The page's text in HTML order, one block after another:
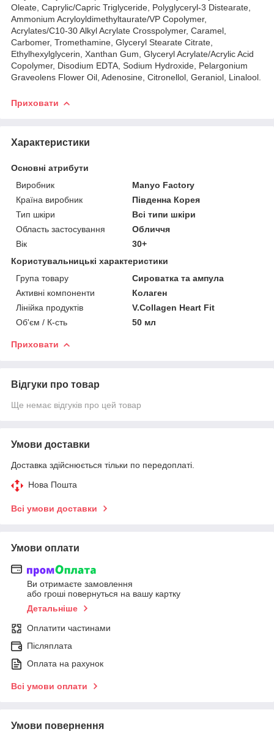
Oleate, Caprylic/Capric Triglyceride, Polyglyceryl-3 Distearate,
Ammonium Acryloyldimethyltaurate/VP Copolymer,
Acrylates/C10-30 Alkyl Acrylate Crosspolymer, Caramel,
Carbomer, Tromethamine, Glyceryl Stearate Citrate,
Ethylhexylglycerin, Xanthan Gum, Glyceryl Acrylate/Acrylic Acid
Copolymer, Disodium EDTA, Sodium Hydroxide, Pelargonium
Graveolens Flower Oil, Adenosine, Citronellol, Geraniol, Linalool.
Приховати
Характеристики
Основні атрибути
Виробник
Manyo Factory
Країна виробник
Південна Корея
Тип шкіри
Всі типи шкіри
Область застосування
Обличчя
Вік
30+
Користувальницькі характеристики
Група товару
Сироватка та ампула
Активні компоненти
Колаген
Лінійка продуктів
V.Collagen Heart Fit
Об'єм / К-сть
50 мл
Приховати
Відгуки про товар
Ще немає відгуків про цей товар
Умови доставки
Доставка здійснюється тільки по передоплаті.
Нова Пошта
Всі умови доставки
Умови оплати
Ви отримаєте замовлення
або гроші повернуться на вашу картку
Детальніше
Оплатити частинами
Післяплата
Оплата на рахунок
Всі умови оплати
Умови повернення